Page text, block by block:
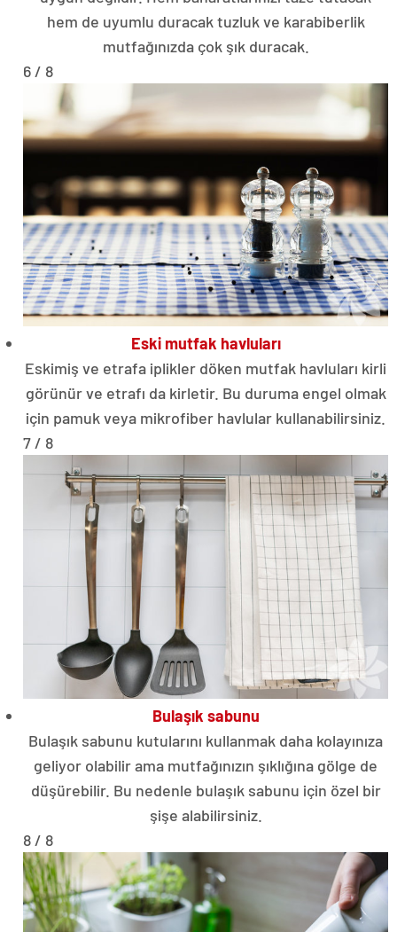
hem de uyumlu duracak tuzluk ve karabiberlik
mutfağınızda çok şık duracak.
6 / 8
Eski mutfak havluları
Eskimiş ve etrafa iplikler döken mutfak havluları kirli
görünür ve etrafı da kirletir. Bu duruma engel olmak
için pamuk veya mikrofiber havlular kullanabilirsiniz.
7 / 8
Bulaşık sabunu
Bulaşık sabunu kutularını kullanmak daha kolayınıza
geliyor olabilir ama mutfağınızın şıklığına gölge de
düşürebilir. Bu nedenle bulaşık sabunu için özel bir
şişe alabilirsiniz.
8 / 8